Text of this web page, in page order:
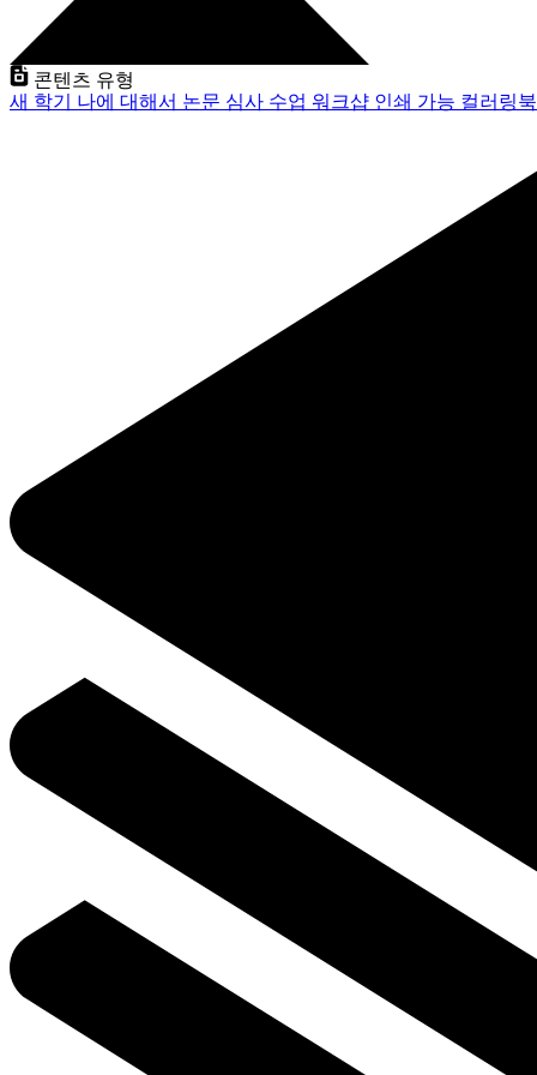
콘텐츠 유형
새 학기 나에 대해서 논문 심사 수업 워크샵 인쇄 가능 컬러링북